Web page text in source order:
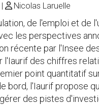
Nicolas Laruelle
de l'emploi et de
les perspectives
récente par l'Insee
l'Iaurif des chiffres
point quantitatif
bord, l'Iaurif propose
des pistes